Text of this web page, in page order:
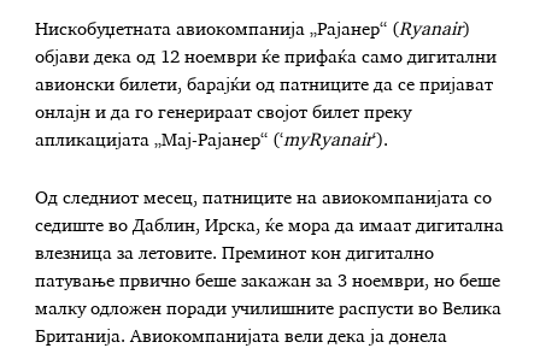
Нискобуџетната авиокомпанија „Рајанер“ (Ryanair)
објави дека од 12 ноември ќе прифаќа само дигитални
авионски билети, барајќи од патниците да се пријават
онлајн и да го генерираат својот билет преку
апликацијата „Мај-Рајанер“ (‘myRyanair‘).
Од следниот месец, патниците на авиокомпанијата со
седиште во Даблин, Ирска, ќе мора да имаат дигитална
влезница за летовите. Преминот кон дигитално
патување првично беше закажан за 3 ноември, но беше
малку одложен поради училишните распусти во Велика
Британија. Авиокомпанијата вели дека ја донела